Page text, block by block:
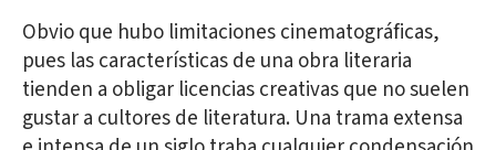
Obvio que hubo limitaciones cinematográficas,
pues las características de una obra literaria
tienden a obligar licencias creativas que no suelen
gustar a cultores de literatura. Una trama extensa